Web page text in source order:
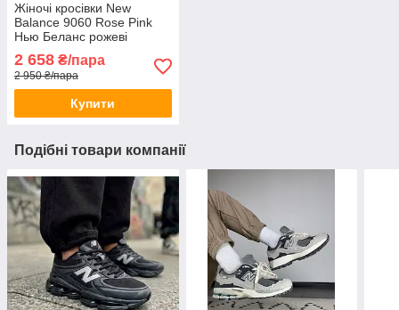
Жіночі кросівки New
Balance 9060 Rose Pink
Нью Беланс рожеві
замшеві весняно-літні
2 658 ₴/пара
2 950 ₴/пара
Купити
Подібні товари компанії